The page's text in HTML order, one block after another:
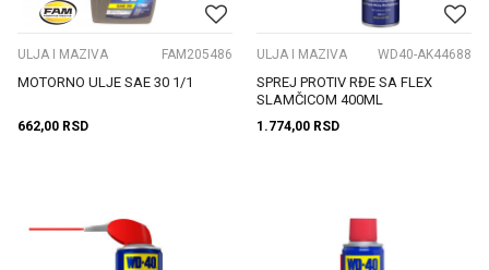
ULJA I MAZIVA FAM205486
MOTORNO ULJE SAE 30 1/1
662,00 RSD
ULJA I MAZIVA WD40-AK44688
SPREJ PROTIV RĐE SA FLEX
SLAMČICOM 400ML
1.774,00 RSD